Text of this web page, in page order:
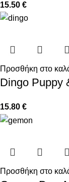
15.50 €
Προσθήκη στο
Dingo Puppy
15.80 €
Προσθήκη στο